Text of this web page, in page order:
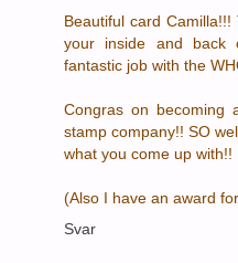
Beautiful card
your inside and back
fantastic job with the
Congras on becoming
stamp company!! SO
what you come up with!!
(Also I have an award
Svar